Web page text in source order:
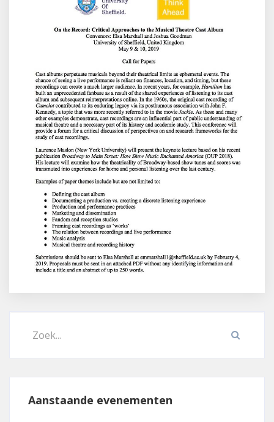
Aanstaande evenementen